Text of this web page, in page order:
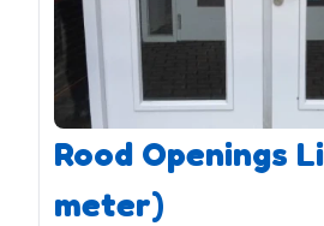
Rood Openings
meter)